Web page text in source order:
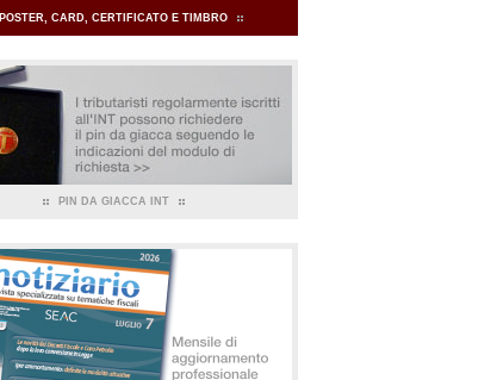
POSTER, CARD, CERTIFICATO E TIMBRO
PIN DA GIACCA INT